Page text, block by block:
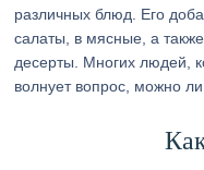
различных блюд. Его
салаты, в мясные, а
десерты. Многих людей,
волнует вопрос, можно